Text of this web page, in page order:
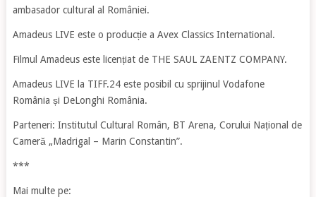
ambasador cultural al României.
Amadeus LIVE este o producție a Avex Classics International.
Filmul Amadeus este licențiat de THE SAUL ZAENTZ COMPANY.
Amadeus LIVE la TIFF.24 este posibil cu sprijinul Vodafone
România și DeLonghi România.
Parteneri: Institutul Cultural Român, BT Arena, Corului Național de
Cameră „Madrigal – Marin Constantin”.
***
Mai multe pe: